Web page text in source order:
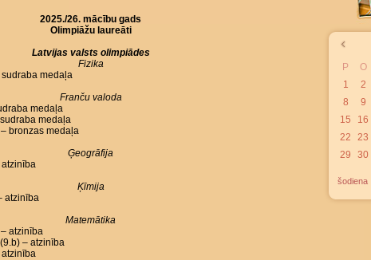
2025./26. mācību gads
Olimpiāžu laureāti
Latvijas valsts olimpiādes
Fizika
sudraba medaļa
Franču valoda
medaļa
medaļa
bronzas medaļa
Ģeogrāfija
atzinība
Ķīmija
atzinība
Matemātika
atzinība
– atzinība
atzinība
P O
1
2
8
9
15
16
22
23
29
30
šodiena